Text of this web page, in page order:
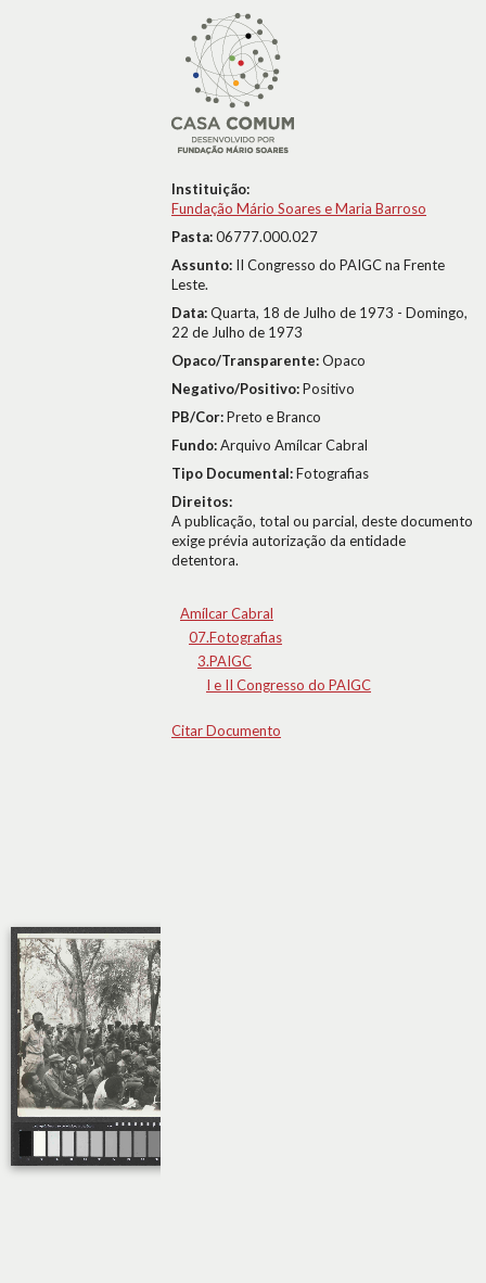
Instituição:
Fundação Mário Soares e Maria Barroso
Pasta:06777.000.027
Assunto: II Congresso do PAIGC na Frente
Leste.
Data:Quarta, 18 de Julho de 1973 - Domingo,
22 de Julho de 1973
Opaco/Transparente:Opaco
Negativo/Positivo:Positivo
PB/Cor:Preto e Branco
Fundo:Arquivo Amílcar Cabral
Tipo Documental:Fotografias
Direitos:
A publicação, total ou parcial, deste documento
exige prévia autorização da entidade
detentora.
Amílcar Cabral
07.Fotografias
3.PAIGC
I e II Congresso do PAIGC
Citar Documento